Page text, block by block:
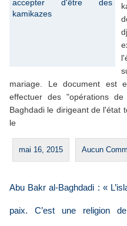
mariage. Le document est
effectuer des "opérations
Baghdadi le dirigeant de l'état
le
mai 16, 2015 Aucun
Abu Bakr al-Baghdadi : «
paix. C’est une religion